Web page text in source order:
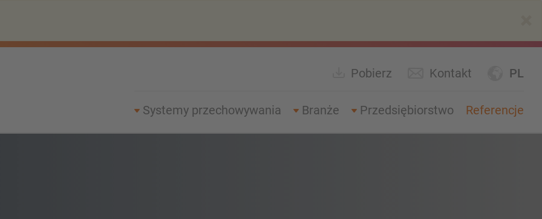
PL
Pobierz Kontakt
Systemy przechowywania Branże Przedsiębiorstwo Referencje